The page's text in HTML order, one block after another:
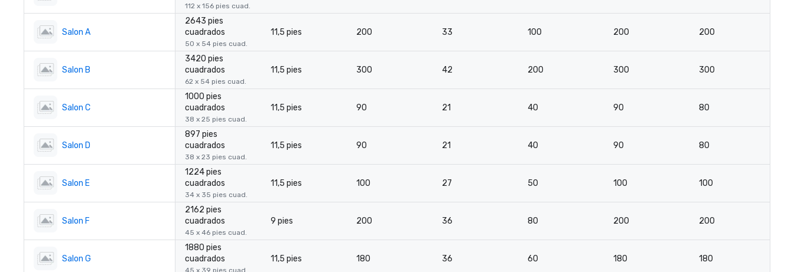
112 x 156 pies cuad.
Salon A
2643 pies
cuadrados
50 x 54 pies cuad.
11,5 pies 200 33 100 200 200
Salon B
3420 pies
cuadrados
62 x 54 pies cuad.
11,5 pies 300 42 200 300 300
Salon C
1000 pies
cuadrados
38 x 25 pies cuad.
11,5 pies 90 21 40 90 80
Salon D
897 pies
cuadrados
38 x 23 pies cuad.
11,5 pies 90 21 40 90 80
Salon E
1224 pies
cuadrados
34 x 35 pies cuad.
11,5 pies 100 27 50 100 100
Salon F
2162 pies
cuadrados
45 x 46 pies cuad.
9 pies 200 36 80 200 200
Salon G
1880 pies
cuadrados
45 x 39 pies cuad.
11,5 pies 180 36 60 180 180